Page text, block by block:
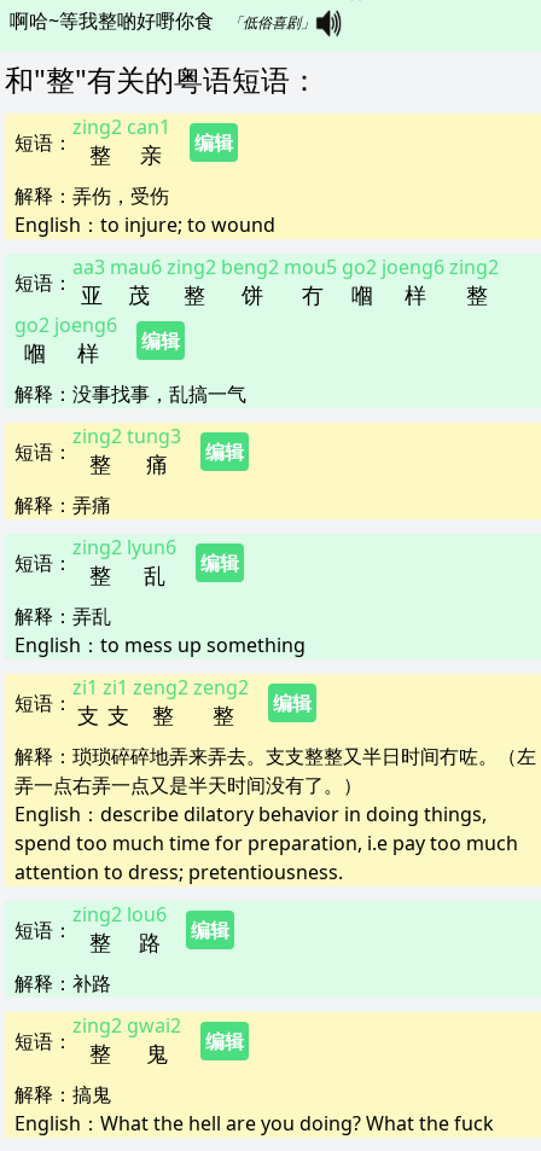
啊哈~等我整啲好嘢你食 「低俗喜剧」
和"整"有关的粤语短语 ：
短语 ： 整
zing2
亲
can1
编辑
解释 ： 弄伤，受伤
English： to injure; to wound
短语 ： 亚
aa3
茂
mau6
整
zing2
饼
beng2
冇
mou5
嗰
go2
样
joeng6
整
zing2
嗰
go2
样
joeng6
编辑
解释 ： 没事找事，乱搞一气
短语 ： 整
zing2
痛
tung3
编辑
解释 ： 弄痛
短语 ： 整
zing2
乱
lyun6
编辑
解释 ： 弄乱
English： to mess up something
短语 ： 支
zi1
支
zi1
整
zeng2
整
zeng2
编辑
解释 ： 琐琐碎碎地弄来弄去。支支整整又半日时间冇咗。（左
弄一点右弄一点又是半天时间没有了。）
English： describe dilatory behavior in doing things,
spend too much time for preparation, i.e pay too much
attention to dress; pretentiousness.
短语 ： 整
zing2
路
lou6
编辑
解释 ： 补路
短语 ： 整
zing2
鬼
gwai2
编辑
解释 ： 搞鬼
English： What the hell are you doing? What the fuck